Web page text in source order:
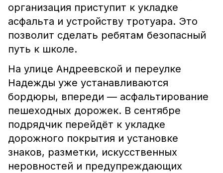
организация приступит к укладке
асфальта и устройству тротуара. Это
позволит сделать ребятам безопасный
путь к школе.
На улице Андреевской и переулке
Надежды уже устанавливаются
бордюры, впереди — асфальтирование
пешеходных дорожек. В сентябре
подрядчик перейдёт к укладке
дорожного покрытия и установке
знаков, разметки, искусственных
неровностей и предупреждающих